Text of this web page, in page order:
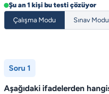
Şu an 1 kişi bu testi çözüyor
Çalışma Modu
Sınav Modu
Soru 1
Aşağıdaki ifadelerden